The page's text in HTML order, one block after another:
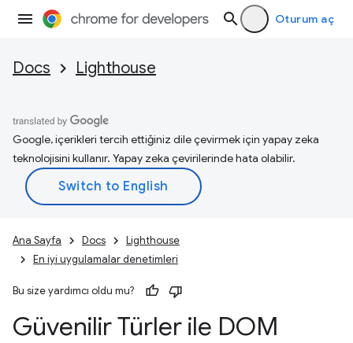
Oturum aç
Docs Lighthouse
Google, içerikleri tercih ettiğiniz dile çevirmek için yapay zeka
teknolojisini kullanır. Yapay zeka çevirilerinde hata olabilir.
Ana Sayfa Docs
Lighthouse
En iyi uygulamalar denetimleri
Bu size yardımcı oldu mu?
Güvenilir Türler ile DOM